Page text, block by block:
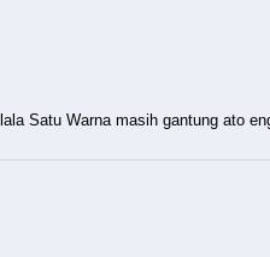
Satu Warna masih gantung ato